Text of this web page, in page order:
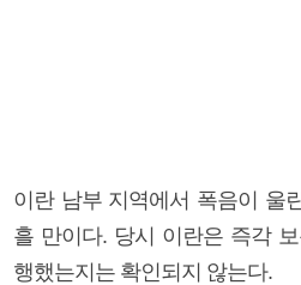
이란 남부 지역에서 폭음이 울
흘 만이다. 당시 이란은 즉각
행했는지는 확인되지 않는다.